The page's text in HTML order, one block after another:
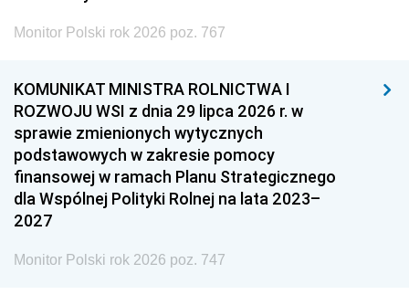
Monitor Polski rok 2026 poz. 767
KOMUNIKAT MINISTRA ROLNICTWA I
ROZWOJU WSI z dnia 29 lipca 2026 r. w
sprawie zmienionych wytycznych
podstawowych w zakresie pomocy
finansowej w ramach Planu Strategicznego
dla Wspólnej Polityki Rolnej na lata 2023–
2027
Monitor Polski rok 2026 poz. 747